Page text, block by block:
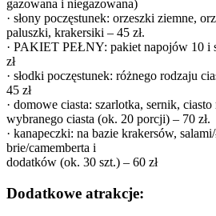
gazowana i niegazowana)
· słony poczęstunek: orzeszki ziemne,
paluszki, krakersiki – 45 zł.
· PAKIET PEŁNY: pakiet napojów 10 i
zł
· słodki poczęstunek: różnego rodzaju
45 zł
· domowe ciasta: szarlotka, sernik,
wybranego ciasta (ok. 20 porcji) – 70 zł.
· kanapeczki: na bazie krakersów, salami/
brie/camemberta i
dodatków (ok. 30 szt.) – 60 zł
Dodatkowe atrakcje: